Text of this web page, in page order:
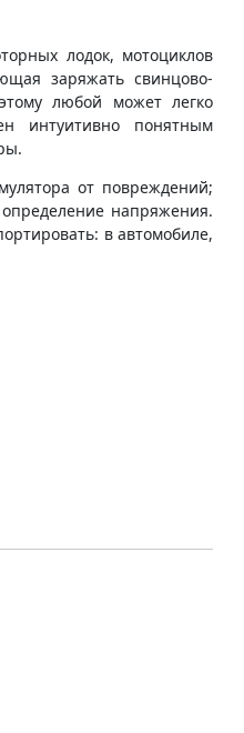
лодок, мотоциклов
заряжать свинцово-
любой может легко
интуитивно понятным
от повреждений;
напряжения.
в автомобиле,